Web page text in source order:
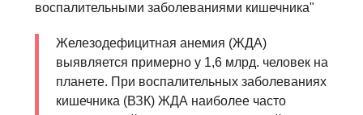
воспалительными заболеваниями кишечника"
Железодефицитная анемия (ЖДА)
выявляется примерно у 1,6 млрд. человек на
планете. При воспалительных заболеваниях
кишечника (ВЗК) ЖДА наиболее часто